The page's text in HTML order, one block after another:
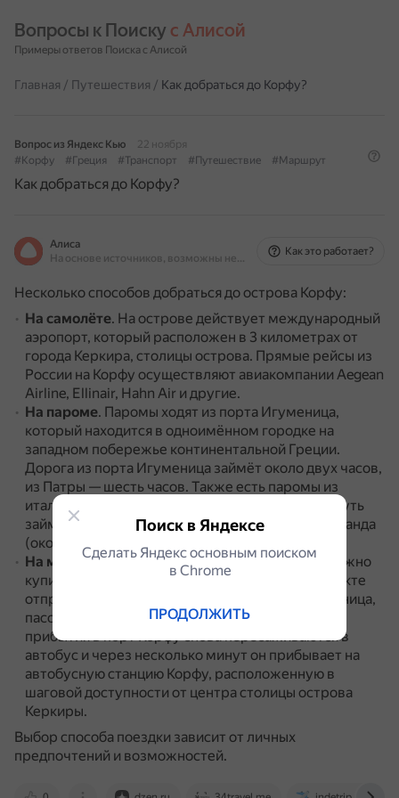
Вопросы к Поиску с Алисой
Примеры ответов Поиска с Алисой
Главная / Путешествия / Как добраться до Корфу?
Вопрос из Яндекс Кью
22 ноября
#Корфу
#Греция #Транспорт #Путешествие #Маршрут
Как добраться до Корфу?
Алиса
На основе источников, возможны неточности
Как это работает?
Несколько способов добраться до острова Корфу:
На самолёте. На острове действует международный
аэропорт, который расположен в 3 километрах от
города Керкира, столицы острова. Прямые рейсы из
России на Корфу осуществляют авиакомпании Aegean
Airline, Ellinair, Hahn Air и другие.
На пароме. Паромы ходят из порта Игуменица,
который находится в одноимённом городке на
западном побережье континентальной Греции.
Дорога из порта Игуменица займёт около двух часов,
из Патры — шесть часов. Также есть паромы из
итальянских портов Бари, Анкона и Бриндизи (путь
займёт 10–12 часов) и из албанского города Саранда
(около 60 минут).
На междугороднем автобусе.В этом случае нужно
купить билет на автобус на станции КТЕЛь в пункте
отправления.
Автобус прибывает в порт Игуменица,
пассажиры пересаживаются на паром, после
прибытия в порт Корфу снова пересаживаются в
автобус и через несколько минут он прибывает на
автобусную станцию Корфу, расположенную в
шаговой доступности от центра столицы острова
Керкиры.
Выбор способа поездки зависит от личных
предпочтений и возможностей.
Поиск в Яндексе
Сделать Яндекс основным поиском
в Сhrome
ПРОДОЛЖИТЬ